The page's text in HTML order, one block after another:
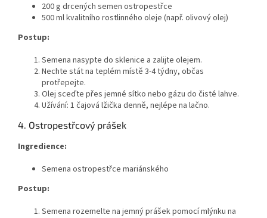
200 g drcených semen ostropestřce
500 ml kvalitního rostlinného oleje (např. olivový olej)
Postup:
Semena nasypte do sklenice a zalijte olejem.
Nechte stát na teplém místě 3-4 týdny, občas
protřepejte.
Olej sceďte přes jemné sítko nebo gázu do čisté lahve.
Užívání: 1 čajová lžička denně, nejlépe na lačno.
4. Ostropestřcový prášek
Ingredience:
Semena ostropestřce mariánského
Postup:
Semena rozemelte na jemný prášek pomocí mlýnku na